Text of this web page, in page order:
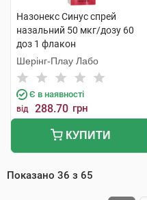
Назонекс Синус спрей
назальний 50 мкг/дозу 60
доз 1 флакон
Шерінг-Плау Лабо
Є в наявності
від 288.70 грн
КУПИТИ
Показано 36 з 65